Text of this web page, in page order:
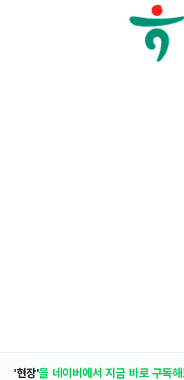
'현장'을 네이버에서 지금 바로 구독